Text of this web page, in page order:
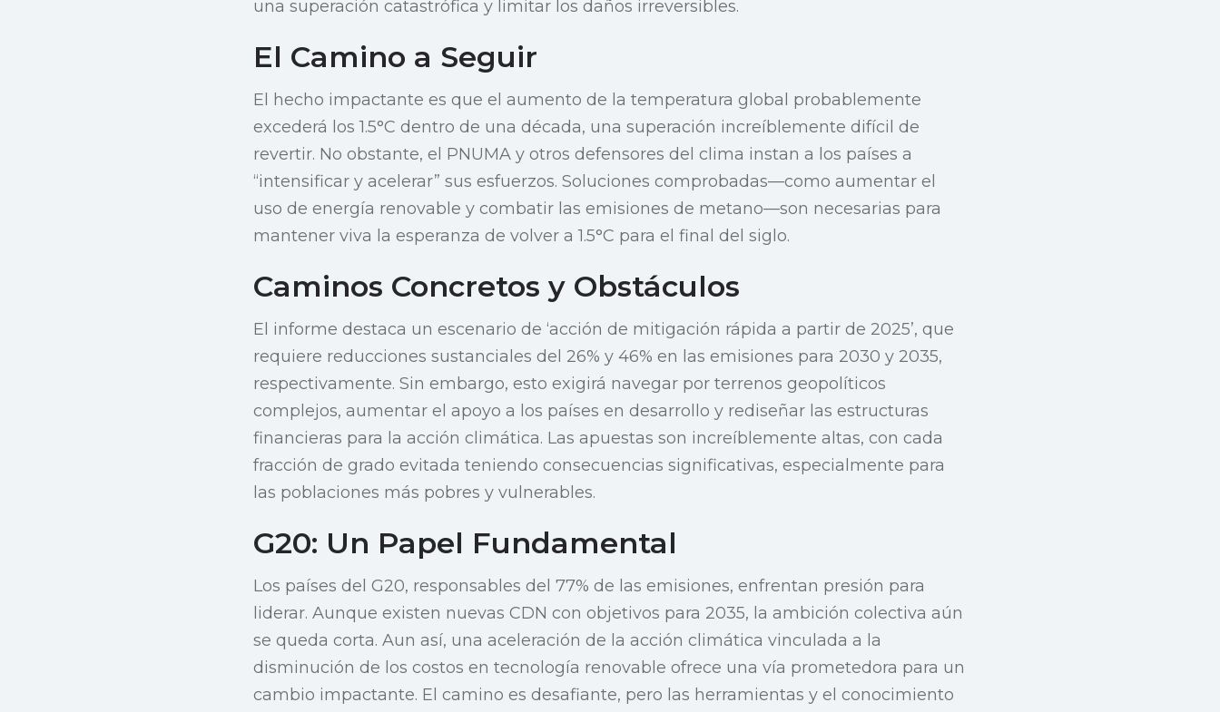
una superación catastrófica y limitar los daños irreversibles.
El Camino a Seguir
El hecho impactante es que el aumento de la temperatura global probablemente
excederá los 1.5°C dentro de una década, una superación increíblemente difícil de
revertir. No obstante, el PNUMA y otros defensores del clima instan a los países a
“intensificar y acelerar” sus esfuerzos. Soluciones comprobadas—como aumentar el
uso de energía renovable y combatir las emisiones de metano—son necesarias para
mantener viva la esperanza de volver a 1.5°C para el final del siglo.
Caminos Concretos y Obstáculos
El informe destaca un escenario de ‘acción de mitigación rápida a partir de 2025’, que
requiere reducciones sustanciales del 26% y 46% en las emisiones para 2030 y 2035,
respectivamente. Sin embargo, esto exigirá navegar por terrenos geopolíticos
complejos, aumentar el apoyo a los países en desarrollo y rediseñar las estructuras
financieras para la acción climática. Las apuestas son increíblemente altas, con cada
fracción de grado evitada teniendo consecuencias significativas, especialmente para
las poblaciones más pobres y vulnerables.
G20: Un Papel Fundamental
Los países del G20, responsables del 77% de las emisiones, enfrentan presión para
liderar. Aunque existen nuevas CDN con objetivos para 2035, la ambición colectiva aún
se queda corta. Aun así, una aceleración de la acción climática vinculada a la
disminución de los costos en tecnología renovable ofrece una vía prometedora para un
cambio impactante. El camino es desafiante, pero las herramientas y el conocimiento